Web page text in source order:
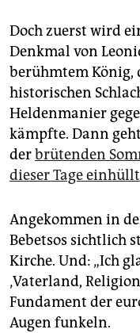
Doch zuerst wird
Denkmal von
berühmtem König,
historischen
Heldenmanier
kämpfte. Dann
derbrütenden
dieser Tage einhüllt
Angekommen in
Bebetsos sichtlich
Kirche. Und: „Ich
‚Vaterland,
Fundament der
Augen funkeln.